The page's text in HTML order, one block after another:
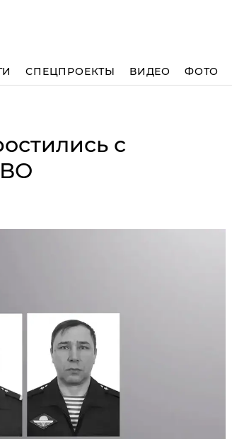
СПЕЦПРОЕКТЫ ВИДЕО ФОТО
с